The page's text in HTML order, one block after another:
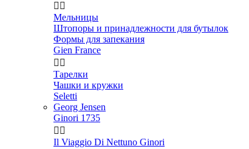
 
Мельницы
Штопоры и принадлежности для бутылок
Формы для запекания
Gien France
 
Тарелки
Чашки и кружки
Seletti
Georg Jensen
Ginori 1735
 
Il Viaggio Di Nettuno Ginori